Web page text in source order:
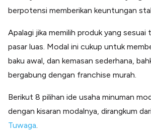
Open API
Integrasi sistem bisnis dengan API
Software Akuntansi
berpotensi memberikan keuntungan
Apalagi jika memilih produk yang sesuai
pasar luas. Modal ini cukup untuk
baku awal, dan kemasan sederhana,
bergabung dengan franchise murah.
Berikut 8 pilihan ide usaha minuman
dengan kisaran modalnya, dirangkum dari
Tuwaga.